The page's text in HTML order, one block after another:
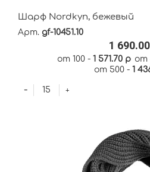
Шарф Nordkyn, бежевый
Арт. gf-10451.10
1
от 100 - 1 571.70 р от
от 500 - 1
+
-